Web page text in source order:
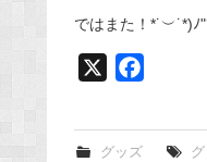
ではまた！*˙︶˙*)ﾉ
グッズ